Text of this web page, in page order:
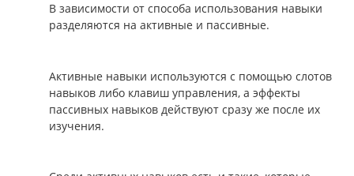
В зависимости от способа использования навыки
разделяются на активные и пассивные.
Активные навыки используются с помощью слотов
навыков либо клавиш управления, а эффекты
пассивных навыков действуют сразу же после их
изучения.